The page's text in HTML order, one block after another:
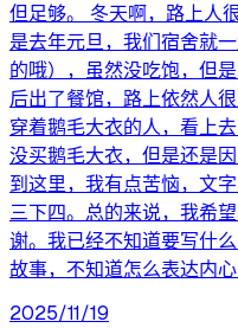
但足够。 冬天啊，路上人
是去年元旦，我们宿舍就
的哦），虽然没吃饱，但
后出了餐馆，路上依然人
穿着鹅毛大衣的人，看上
没买鹅毛大衣，但是还是
到这里，我有点苦恼，文
三下四。总的来说，我希
谢。我已经不知道要写什
故事，不知道怎么表达内
2025/11/19